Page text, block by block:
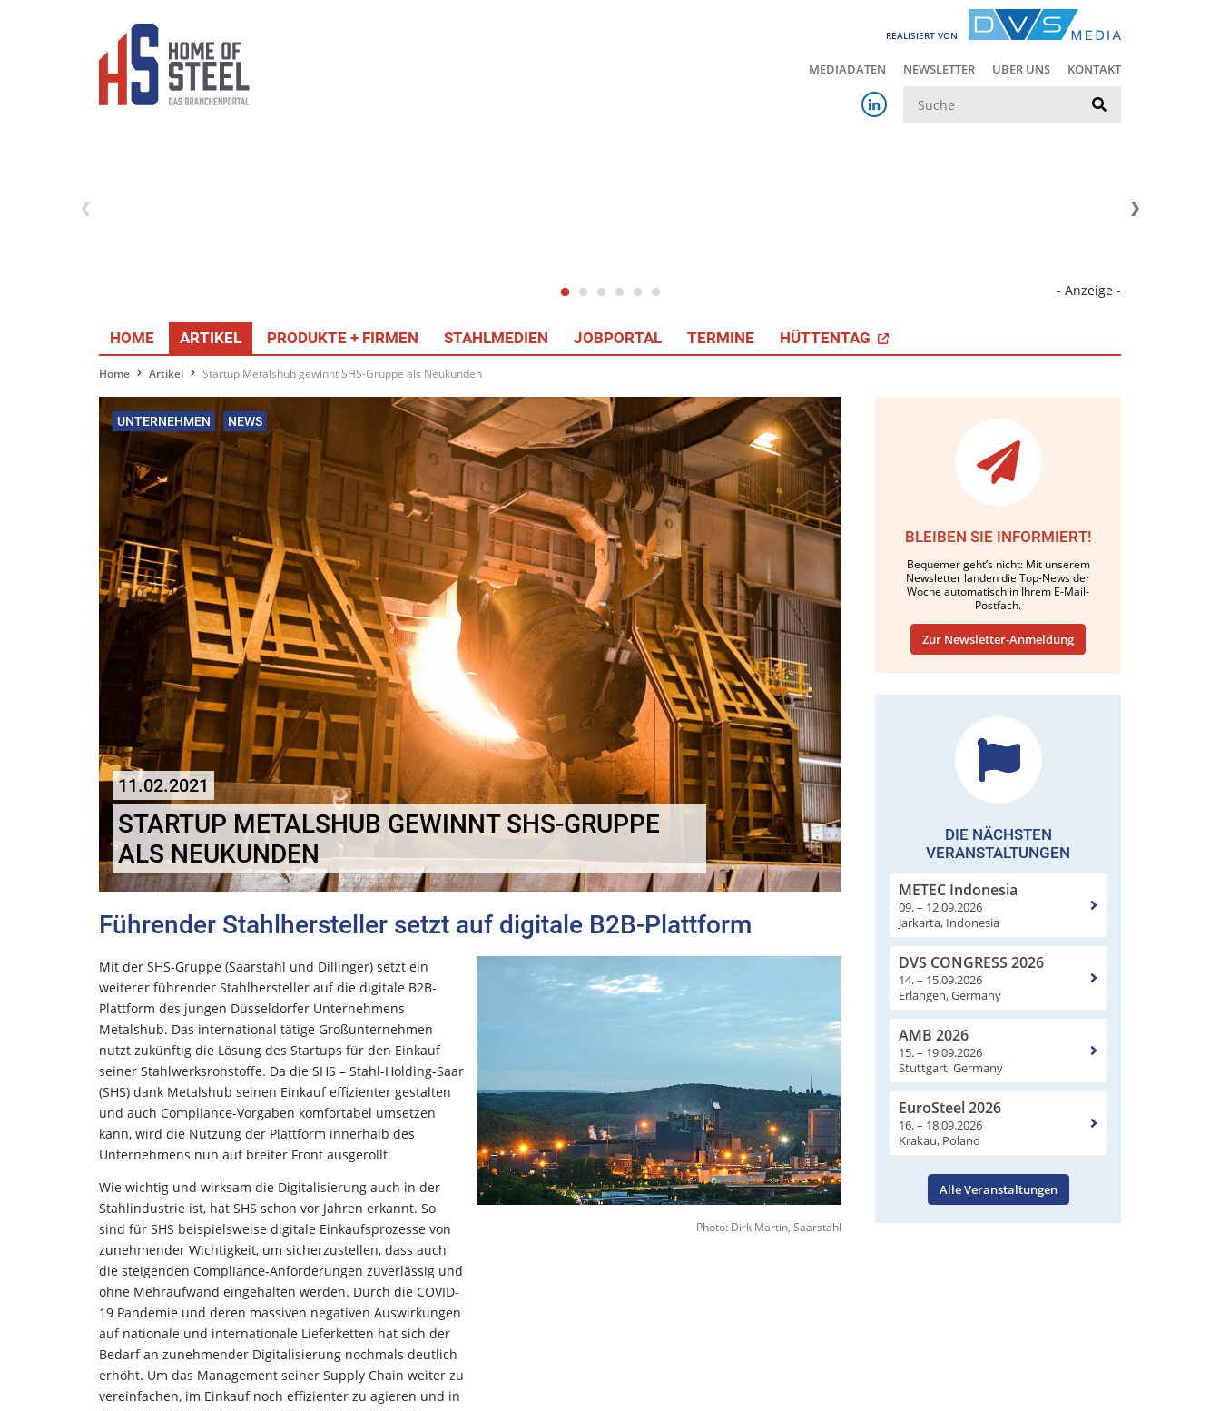
REALISIERT VON
MEDIADATEN NEWSLETTER ÜBER UNS KONTAKT
- Anzeige -
HOME ARTIKEL PRODUKTE + FIRMEN STAHLMEDIEN JOBPORTAL TERMINE HÜTTENTAG
Home Artikel Startup Metalshub gewinnt SHS-Gruppe als Neukunden
UNTERNEHMEN NEWS
11.02.2021
STARTUP METALSHUB GEWINNT SHS-GRUPPE
ALS NEUKUNDEN
Führender Stahlhersteller setzt auf digitale B2B-Plattform
Mit der SHS-Gruppe (Saarstahl und Dillinger) setzt ein
weiterer führender Stahlhersteller auf die digitale B2B-
Plattform des jungen Düsseldorfer Unternehmens
Metalshub. Das international tätige Großunternehmen
nutzt zukünftig die Lösung des Startups für den Einkauf
seiner Stahlwerksrohstoffe. Da die SHS – Stahl-Holding-Saar
(SHS) dank Metalshub seinen Einkauf effizienter gestalten
und auch Compliance-Vorgaben komfortabel umsetzen
kann, wird die Nutzung der Plattform innerhalb des
Unternehmens nun auf breiter Front ausgerollt.
Wie wichtig und wirksam die Digitalisierung auch in der
Stahlindustrie ist, hat SHS schon vor Jahren erkannt. So
sind für SHS beispielsweise digitale Einkaufsprozesse von
zunehmender Wichtigkeit, um sicherzustellen, dass auch
die steigenden Compliance-Anforderungen zuverlässig und
ohne Mehraufwand eingehalten werden. Durch die COVID-
19 Pandemie und deren massiven negativen Auswirkungen
auf nationale und internationale Lieferketten hat sich der
Bedarf an zunehmender Digitalisierung nochmals deutlich
erhöht. Um das Management seiner Supply Chain weiter zu
vereinfachen, im Einkauf noch effizienter zu agieren und in
Photo: Dirk Martin, Saarstahl
BLEIBEN SIE INFORMIERT!
Bequemer geht’s nicht: Mit unserem
Newsletter landen die Top-News der
Woche automatisch in Ihrem E-Mail-
Postfach.
Zur Newsletter-Anmeldung
DIE NÄCHSTEN
VERANSTALTUNGEN
METEC Indonesia
09. – 12.09.2026
Jarkarta, Indonesia
DVS CONGRESS 2026
14. – 15.09.2026
Erlangen, Germany
AMB 2026
15. – 19.09.2026
Stuttgart, Germany
EuroSteel 2026
16. – 18.09.2026
Krakau, Poland
Alle Veranstaltungen